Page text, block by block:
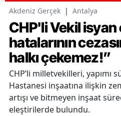
Akdeniz Gerçek | Antalya
CHP'li Vekil isyan
hatalarının
halkı çekemez!”
CHP’li milletvekilleri, yapımı
Hastanesi inşaatına ilişkin
artışı ve bitmeyen inşaat
eleştirilerde bulundu.